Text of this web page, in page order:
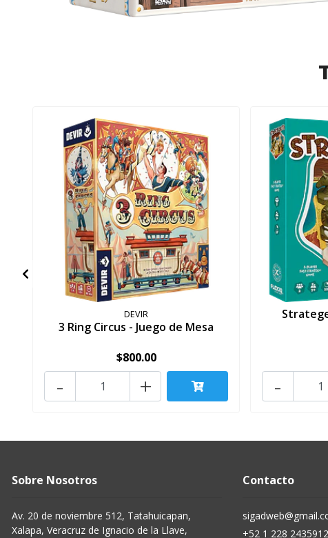
DEVIR
3 Ring Circus - Juego de Mesa
$800.00
+
- -
Sobre Nosotros
Av. 20 de noviembre 512, Tatahuicapan,
Xalapa, Veracruz de Ignacio de la Llave,
Contacto
+52 1 228 2435912